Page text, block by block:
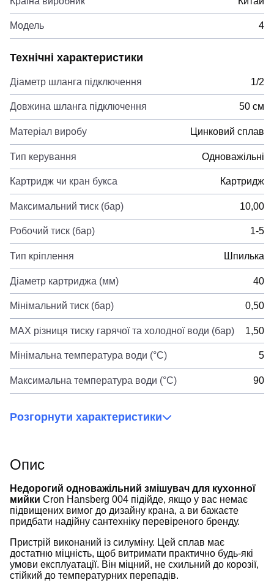
Модель 4
Технічні характеристики
Діаметр шланга підключення 1/2
Довжина шланга підключення 50 см
Матеріал виробу Цинковий сплав
Тип керування Одноважільні
Картридж чи кран букса Картридж
Максимальний тиск (бар) 10,00
Робочий тиск (бар) 1-5
Тип кріплення Шпилька
Діаметр картриджа (мм) 40
Мінімальний тиск (бар) 0,50
MAX різниця тиску гарячої та холодної води (бар) 1,50
Мінімальна температура води (°C) 5
Максимальна температура води (°C) 90
Розгорнути характеристики
Опис
Недорогий одноважільний змішувач для кухонної
мийки Cron Hansberg 004 підійде, якщо у вас немає
підвищених вимог до дизайну крана, а ви бажаєте
придбати надійну сантехніку перевіреного бренду.
Пристрій виконаний із силуміну. Цей сплав має
достатню міцність, щоб витримати практично будь-які
умови експлуатації. Він міцний, не схильний до корозії,
стійкий до температурних перепадів.